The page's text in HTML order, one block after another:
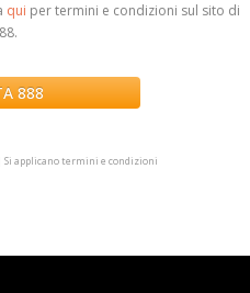
qui per termini e condizioni sul sito di
888
applicano termini e condizioni